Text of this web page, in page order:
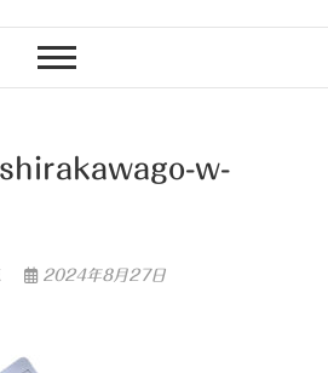
w-
2024年8月27日